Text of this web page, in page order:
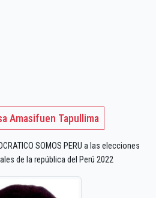
Amasifuen Tapullima
SOMOS PERU a las elecciones
de la república del Perú 2022